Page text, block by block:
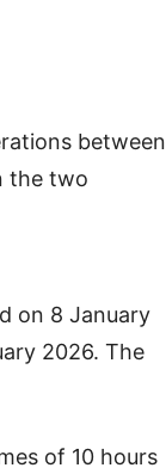
between
the two
on 8 January
2026. The
of 10 hours